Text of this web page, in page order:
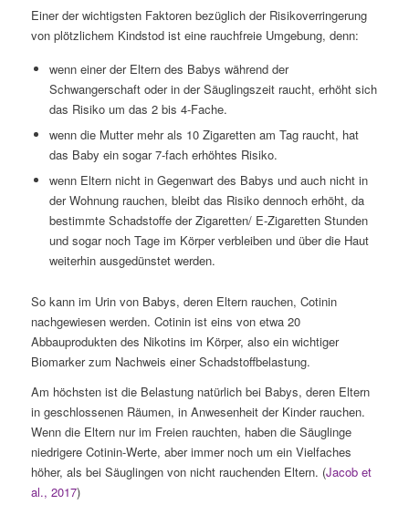
Einer der wichtigsten Faktoren bezüglich der Risikoverringerung
von plötzlichem Kindstod ist eine rauchfreie Umgebung, denn:
wenn einer der Eltern des Babys während der
Schwangerschaft oder in der Säuglingszeit raucht, erhöht sich
das Risiko um das 2 bis 4-Fache.
wenn die Mutter mehr als 10 Zigaretten am Tag raucht, hat
das Baby ein sogar 7-fach erhöhtes Risiko.
wenn Eltern nicht in Gegenwart des Babys und auch nicht in
der Wohnung rauchen, bleibt das Risiko dennoch erhöht, da
bestimmte Schadstoffe der Zigaretten/ E-Zigaretten Stunden
und sogar noch Tage im Körper verbleiben und über die Haut
weiterhin ausgedünstet werden.
So kann im Urin von Babys, deren Eltern rauchen, Cotinin
nachgewiesen werden. Cotinin ist eins von etwa 20
Abbauprodukten des Nikotins im Körper, also ein wichtiger
Biomarker zum Nachweis einer Schadstoffbelastung.
Am höchsten ist die Belastung natürlich bei Babys, deren Eltern
in geschlossenen Räumen, in Anwesenheit der Kinder rauchen.
Wenn die Eltern nur im Freien rauchten, haben die Säuglinge
niedrigere Cotinin-Werte, aber immer noch um ein Vielfaches
höher, als bei Säuglingen von nicht rauchenden Eltern. (Jacob et
al., 2017)